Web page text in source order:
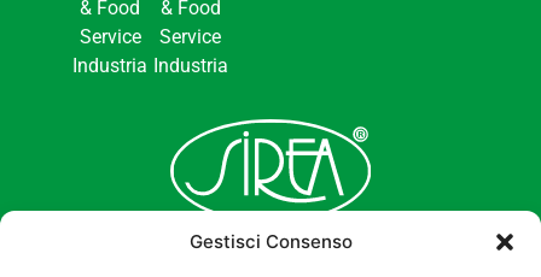
Gestisci Consenso
& Food
Service
Industria
& Food
Service
Industria